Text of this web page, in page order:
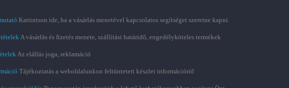
Kattintson ide, ha a vásárlás menetével kapcsolatos segítséget szeretne kapni.
A vásárlás és fizetés menete, szállítási határidő, engedélyköteles termékek
Az elállás joga, reklamáció
Tájékoztatás a weboldalunkon feltüntetett készlet információról